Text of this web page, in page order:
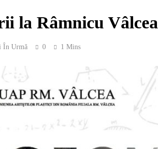
la Râmnicu Vâlcea
În Urmă 0 1 Mins